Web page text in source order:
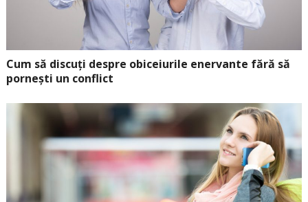
Cum să discuți despre obiceiurile enervante fără să
pornești un conflict